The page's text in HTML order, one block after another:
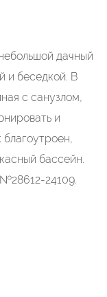
дачный
и беседкой. В
с санузлом,
и
благоутроен,
бассейн.
24109.